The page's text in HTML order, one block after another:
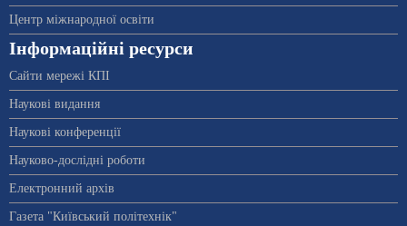
Центр міжнародної освіти
Інформаційні ресурси
Сайти мережі КПІ
Наукові видання
Наукові конференції
Науково-дослідні роботи
Електронний архів
Газета "Київський політехнік"